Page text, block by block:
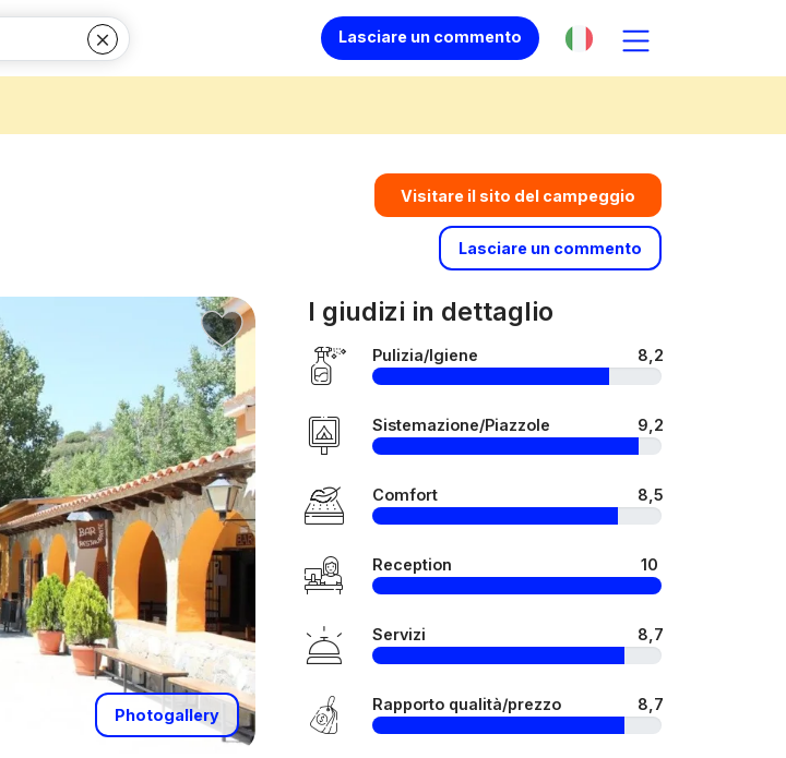
Lasciare un commento
Visitare il sito del campeggio
Lasciare un commento
Photogallery
I giudizi in dettaglio
Pulizia/Igiene 8,2
Sistemazione/Piazzole 9,2
Comfort 8,5
Reception 10
Servizi 8,7
Rapporto qualità/prezzo 8,7